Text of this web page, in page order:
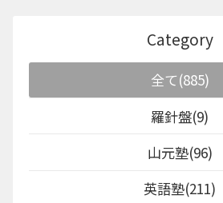
Category
全て(885)
羅針盤(9)
山元塾(96)
英語塾(211)